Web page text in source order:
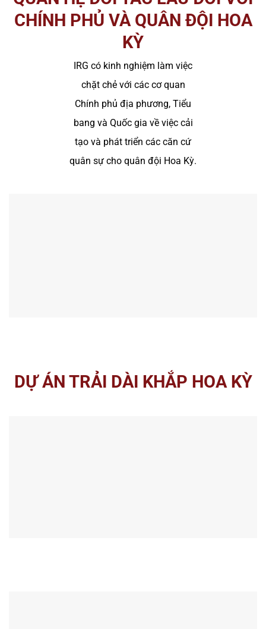
CHÍNH PHỦ VÀ QUÂN ĐỘI HOA
KỲ
IRG có kinh nghiệm làm việc
chặt chẻ với các cơ quan
Chính phủ địa phương, Tiểu
bang và Quốc gia về việc cải
tạo và phát triển các căn cứ
quân sự cho quân đội Hoa Kỳ.
DỰ ÁN TRẢI DÀI KHẮP HOA KỲ